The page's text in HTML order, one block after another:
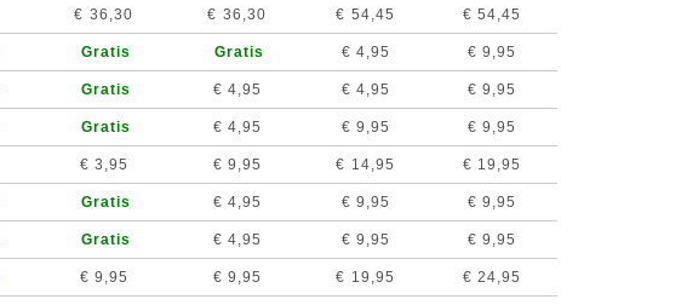
€ 36,30 € 36,30 € 54,45 € 54,45
Gratis Gratis € 4,95 € 9,95
Gratis € 4,95 € 4,95 € 9,95
Gratis € 4,95 € 9,95 € 9,95
€ 3,95 € 9,95 € 14,95 € 19,95
Gratis € 4,95 € 9,95 € 9,95
Gratis € 4,95 € 9,95 € 9,95
€ 9,95 € 9,95 € 19,95 € 24,95